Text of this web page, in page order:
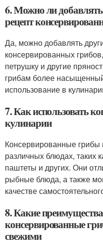
6. Можно ли
рецепт
Да, можно добавлять
консервированных
петрушку и другие
грибам более
использование в
7. Как использовать
кулинарии
Консервированные грибы
различных блюдах, таких
паштеты и других. Они
рыбные блюда, а также
качестве
8. Какие
консервированные
свежими